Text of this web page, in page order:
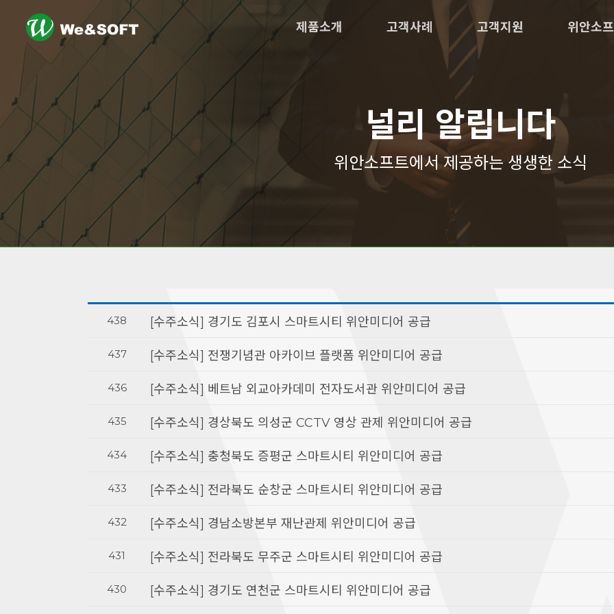
logo
제품소개 고객사례 고객지원 위안소
널리 알립니다
위안소프트에서 제공하는 생생한 소식
438 [수주소식] 경기도 김포시 스마트시티 위안미디어 공급
437 [수주소식] 전쟁기념관 아카이브 플랫폼 위안미디어 공급
436 [수주소식] 베트남 외교아카데미 전자도서관 위안미디어 공급
435 [수주소식] 경상북도 의성군 CCTV 영상 관제 위안미디어 공급
434 [수주소식] 충청북도 증평군 스마트시티 위안미디어 공급
433 [수주소식] 전라북도 순창군 스마트시티 위안미디어 공급
432 [수주소식] 경남소방본부 재난관제 위안미디어 공급
431 [수주소식] 전라북도 무주군 스마트시티 위안미디어 공급
430 [수주소식] 경기도 연천군 스마트시티 위안미디어 공급